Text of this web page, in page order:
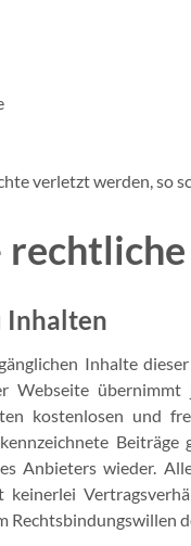
verletzt werden, so
Inhalten
Inhalte
Webseite
kostenlosen und
Anbieters wieder.
keinerlei
Rechtsbindungswillen